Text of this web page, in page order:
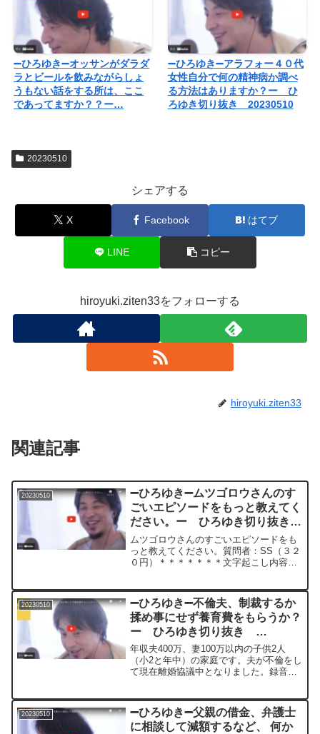
➖ひろゆき➖オッサンがダラダ
ラとビールを飲みながらしょ
うもない話をする所は、ここ
であってますか？？ー…
➖ひろゆき➖アラフォー４０代
女性自分で何の精神病か調べ
る方法はありますか？ー ひ
ろゆき切り抜き 20230510
20230510
シェアする
X Facebook はてブ
LINE コピー
hiroyuki.ziten33をフォローする
hiroyuki.ziten33
関連記事
20230510
➖ひろゆき➖ムツゴロウさんのす
ごいエピソードをもっと教えてく
ださい。ー ひろゆき切り抜き
20230510
ムツゴロウさんのすごいエピソードをも
っと教えてください。質問者：SS（３２
０円）＊＊＊＊＊＊＊文字起こし内容＊
10段かなんかがそのムツゴロウさんのた
めだけに最初できたと...
20230510
➖ひろゆき➖不倫夫、制裁するか
揉め事にせず養育費をもらうか？
ー ひろゆき切り抜き
20230510
年収夫400万、妻100万以内の子供2人
（小2と年中）の家庭です。夫が不倫をし
て現在離婚協議中となりました。録音で
れることに必死で好きなもん持っていっ
ていいから別れてっ...
20230510
➖ひろゆき➖父親の借金、弁護士
に相談して減額するなど、 何か